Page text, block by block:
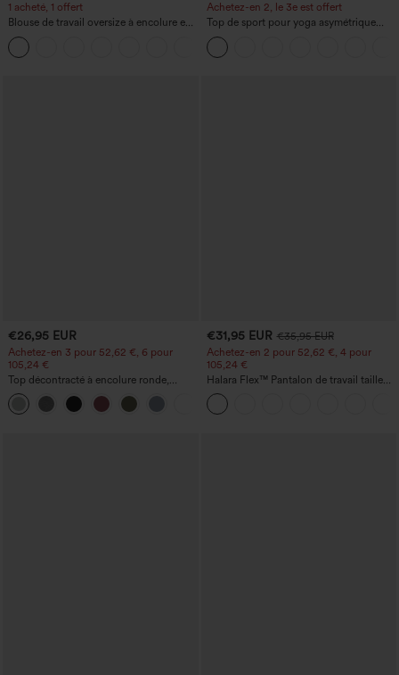
1 acheté, 1 offert
Blouse de travail oversize à encolure en
V, manches courtes, en tissu
anti‑froissage
Achetez-en 2, le 3e est offert
Top de sport pour yoga asymétrique
(une épaule) à manches longues avec
ouverture pour le pouce, ourlet arrondi
haut-bas, séchage rapide, soutien-gorge
€26,95 EUR
Achetez-en 3 pour 52,62 €, 6 pour
105,24 €
Top décontracté à encolure ronde,
manches chauve-souris et coupe ample
€31,95 EUR €35,95 EUR
Achetez-en 2 pour 52,62 €, 4 pour
105,24 €
Halara Flex™ Pantalon de travail taille
haute sculptant la silhouette, gainant la
taille, avec poches, jambe large en
micro-gaufre